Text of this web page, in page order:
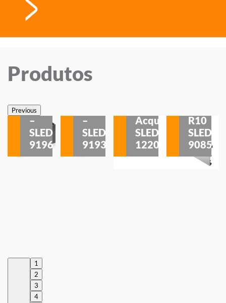
Produtos
PreviousSobrepor
–
SLED
9196
–
SLED
9193
Acqua
SLED
1220
R10
SLED
9085
1
2
3
4